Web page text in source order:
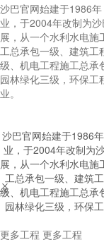
沙巴官网始建于1986
业，于2004年改制为
展，从一个水利水电
工总承包一级、建筑工
级、机电工程施工总承
园林绿化三级，环保工
业。
沙巴官网始建于1986
业，于2004年改制为
展，从一个水利水电
工总承包一级、建筑
级、机电工程施工总承
园林绿化三级，环保


更多工程 更多工程